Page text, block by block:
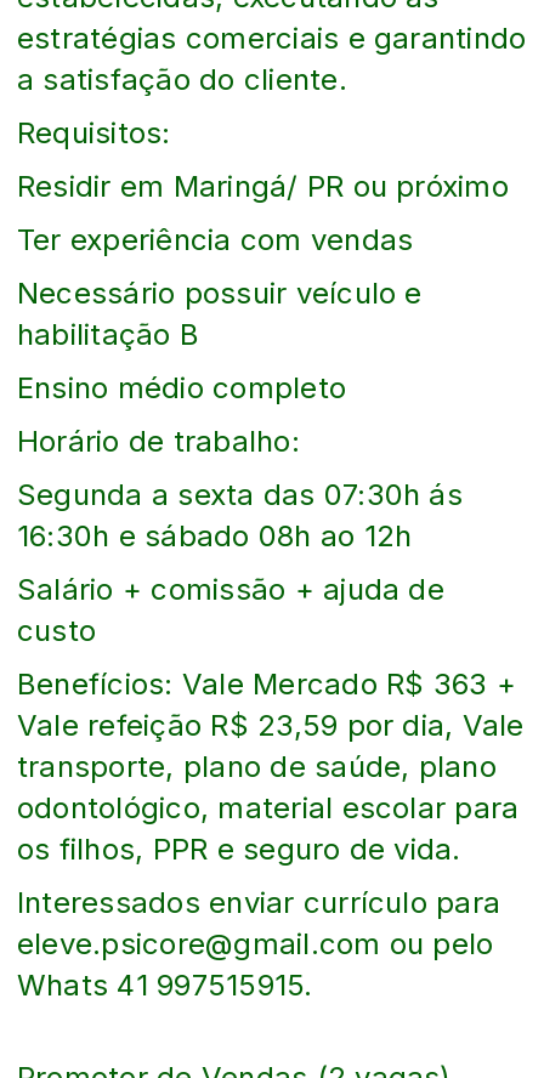
estratégias comerciais e garantindo
a satisfação do cliente.
Requisitos:
Residir em Maringá/ PR ou próximo
Ter experiência com vendas
Necessário possuir veículo e
habilitação B
Ensino médio completo
Horário de trabalho:
Segunda a sexta das 07:30h ás
16:30h e sábado 08h ao 12h
Salário + comissão + ajuda de
custo
Benefícios: Vale Mercado R$ 363 +
Vale refeição R$ 23,59 por dia, Vale
transporte, plano de saúde, plano
odontológico, material escolar para
os filhos, PPR e seguro de vida.
Interessados enviar currículo para
eleve.psicore@gmail.com ou pelo
Whats 41 997515915.